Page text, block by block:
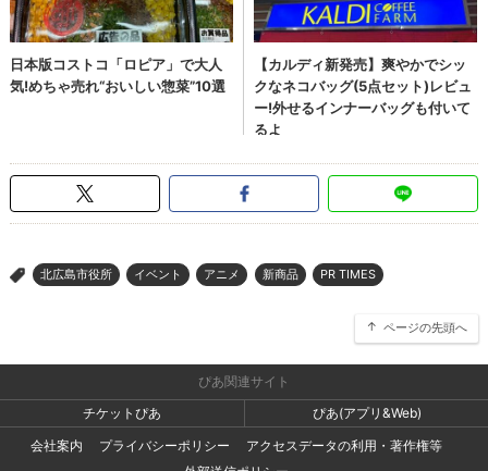
> 北広島市役所 イベント アニメ 新商品 PR TIMES
ページの先頭へ
ぴあ関連サイト
チケットぴあ
ぴあ(アプリ&Web)
会社案内
プライバシーポリシー
アクセスデータの利用・著作権等